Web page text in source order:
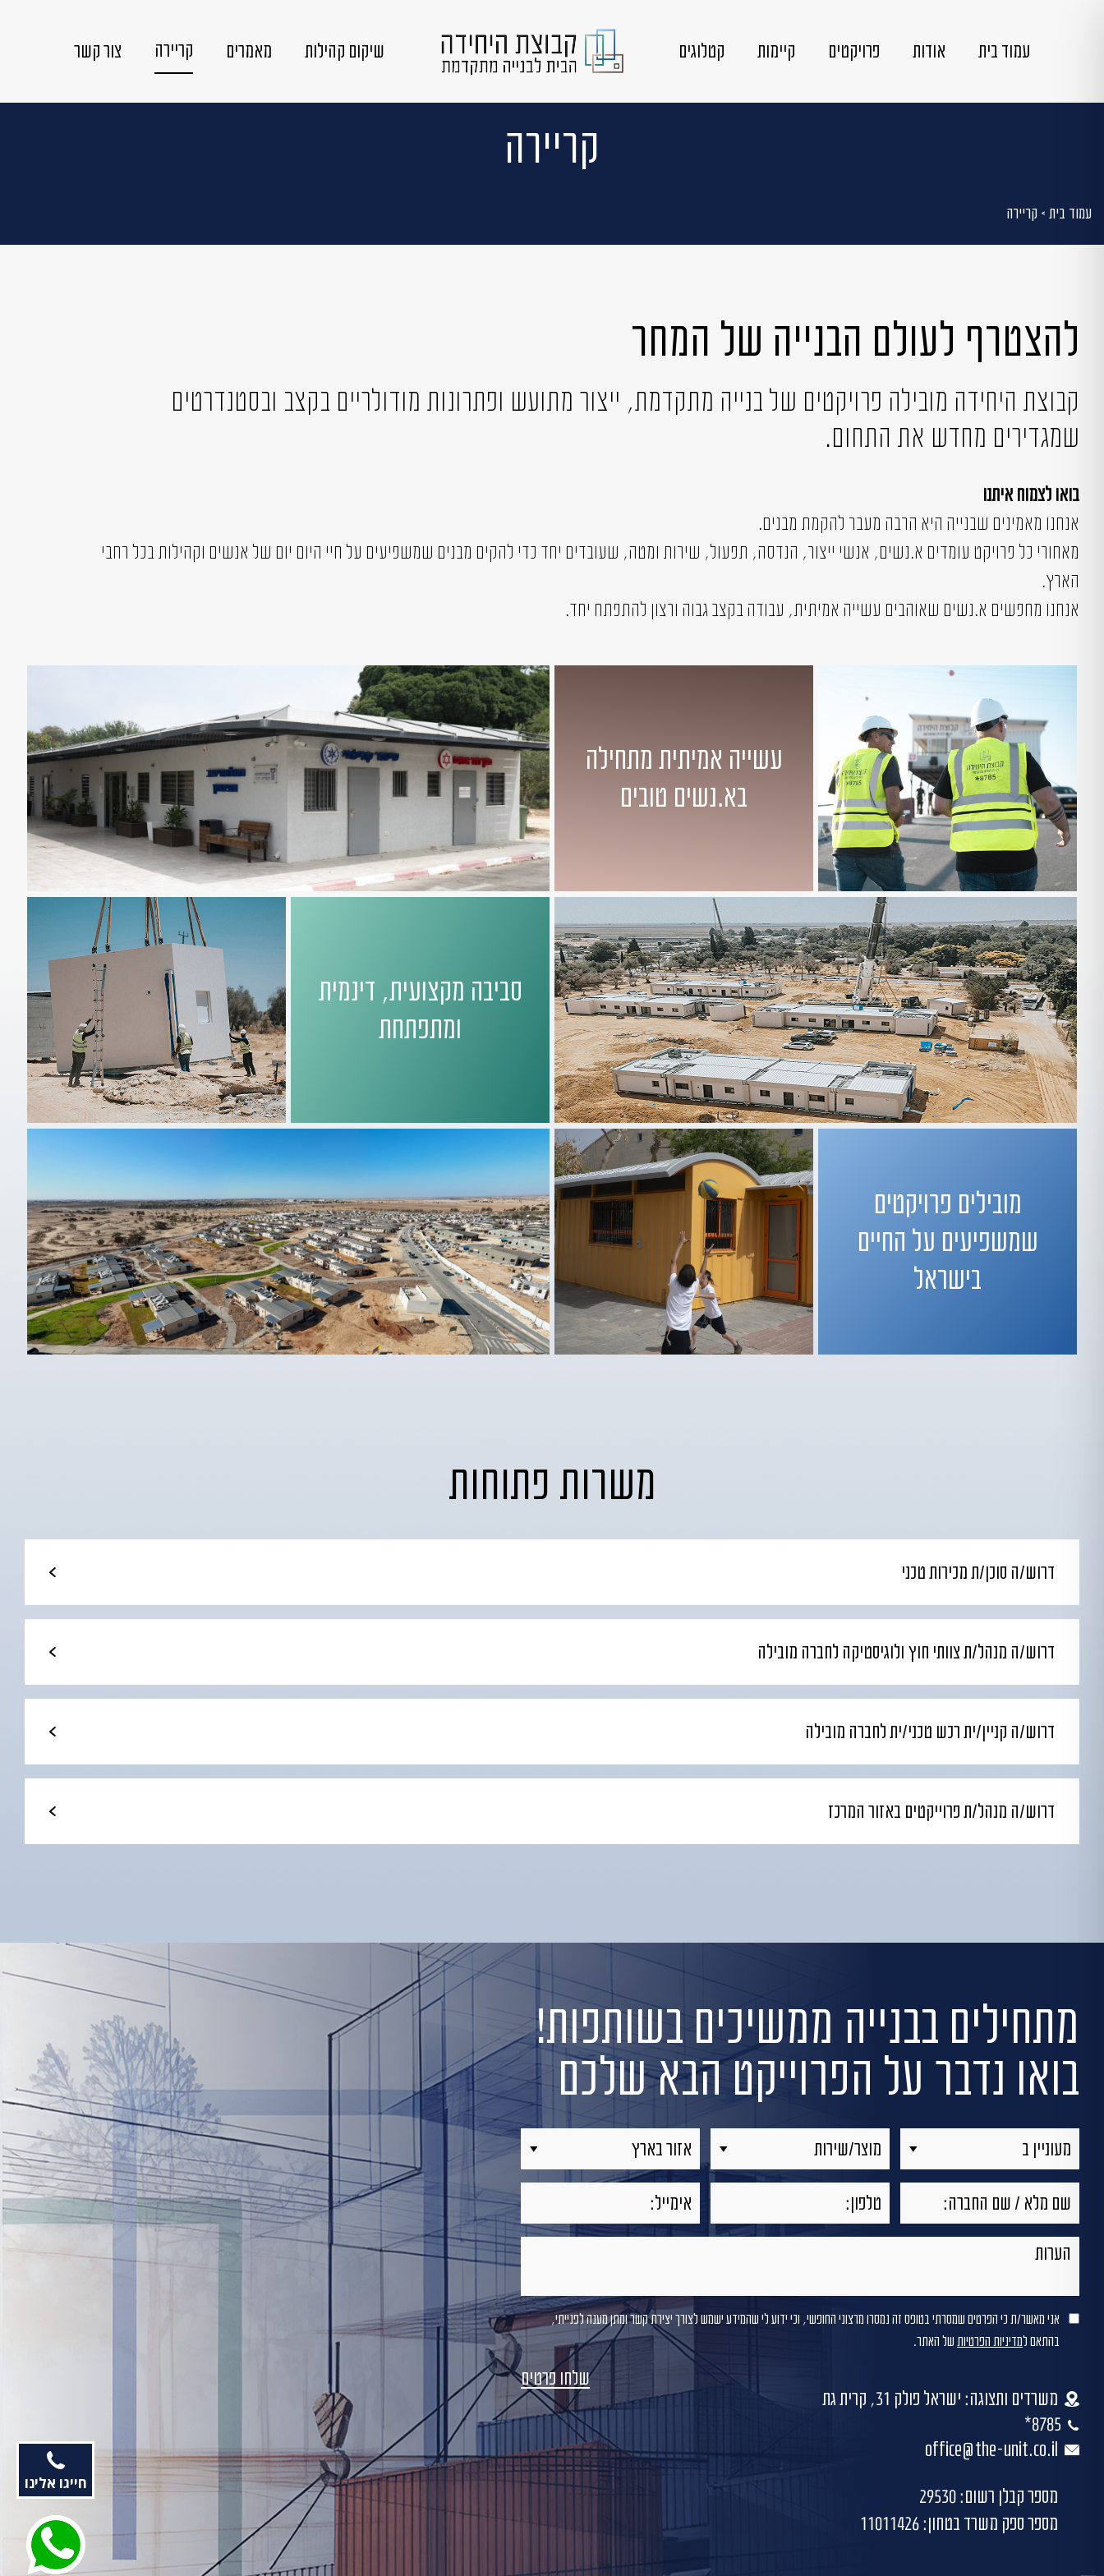
עמוד בית אודות פרויקטים קיימות קטלוגים שיקום קהילות מאמרים קריירה צור קשר
קריירה
עמוד בית > קריירה
להצטרף לעולם הבנייה של המחר
קבוצת היחידה מובילה פרויקטים של בנייה מתקדמת, ייצור מתועש ופתרונות מודולריים בקצב ובסטנדרטים
שמגדירים מחדש את התחום.
בואו לצמוח איתנו
אנחנו מאמינים שבנייה היא הרבה מעבר להקמת מבנים.
מאחורי כל פרויקט עומדים א.נשים, אנשי ייצור, הנדסה, תפעול, שירות ומטה, שעובדים יחד כדי להקים מבנים שמשפיעים על חיי היום יום של אנשים וקהילות בכל רחבי
הארץ.
אנחנו מחפשים א.נשים שאוהבים עשייה אמיתית, עבודה בקצב גבוה ורצון להתפתח יחד.
עשייה אמיתית מתחילה
בא.נשים טובים
סביבה מקצועית, דינמית
ומתפתחת
מובילים פרויקטים
שמשפיעים על החיים
בישראל
משרות פתוחות
דרוש/ה סוכן/ת מכירות טכני
דרוש/ה מנהל/ת צוותי חוץ ולוגיסטיקה לחברה מובילה
דרוש/ה קניין/ית רכש טכני/ית לחברה מובילה
דרוש/ה מנהל/ת פרוייקטים באזור המרכז
מתחילים בבנייה ממשיכים בשותפות!
בואו נדבר על הפרוייקט הבא שלכם
אני מאשר/ת כי הפרטים שמסרתי בטופס זה נמסרו מרצוני החופשי, וכי ידוע לי שהמידע ישמש לצורך יצירת קשר ומתן מענה לפנייתי,
בהתאם למדיניות הפרטיות של האתר.
משרדים ותצוגה: ישראל פולק 31, קרית גת
8785*
office@the-unit.co.il
מספר קבלן רשום: 29530
מספר ספק משרד בטחון: 11011426
חייגו אלינו